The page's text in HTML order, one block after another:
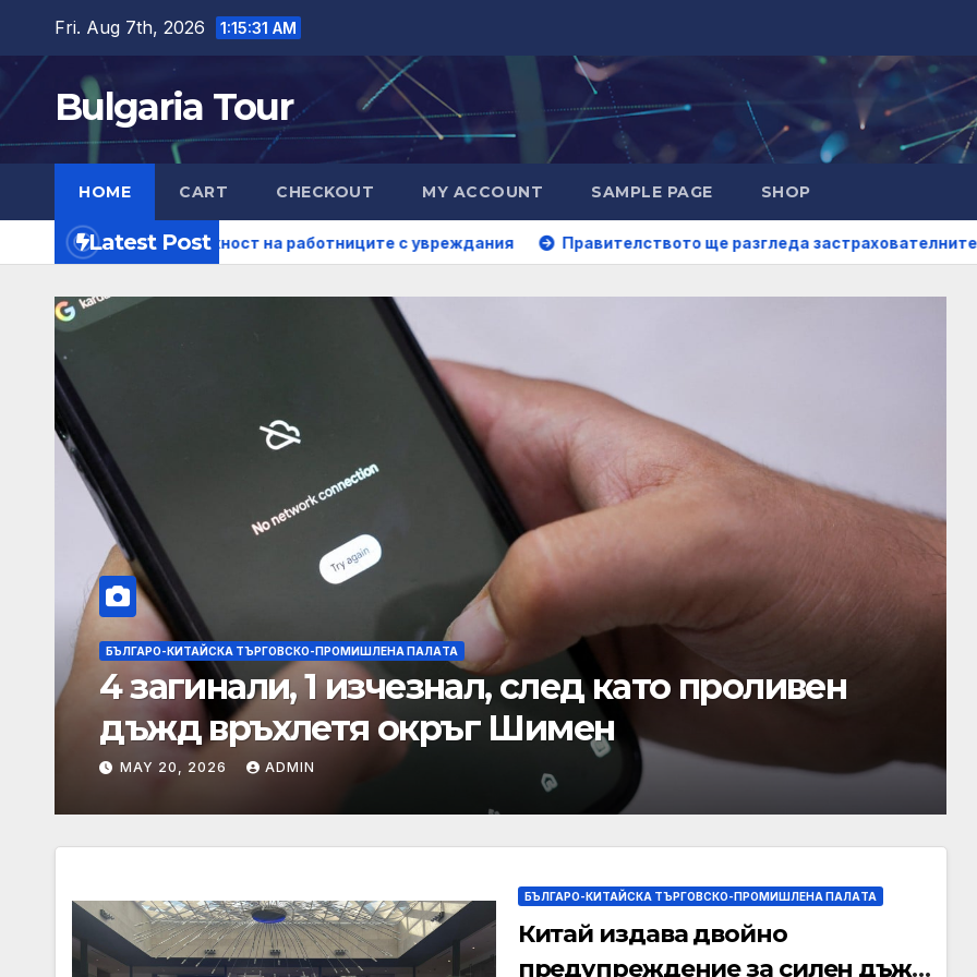
content
Fri. Aug 7th, 2026 1:15:32 AM
Bulgaria Tour
HOME CART CHECKOUT MY ACCOUNT SAMPLE PAGE SHOP
Latest Post
възможност на работниците с увреждания Правителството ще разгледа застрахователните претенции на
БЪЛГАРО-КИТАЙСКА ТЪРГОВСКО-ПРОМИШЛЕНА ПАЛAТА
Китай издава двойно предупреждение за
силен дъжд и пясъчни бури
MAY 20, 2026 ADMIN
БЪЛГАРО-КИТАЙСКА ТЪРГОВСКО-ПРОМИШЛЕНА ПАЛAТА
Китай издава двойно
предупреждение за силен дъжд